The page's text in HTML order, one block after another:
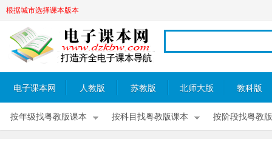
根据城市选择课本版本
电子课本网 人教版 苏教版 北师大版 教科版
按年级找粤教版课本 按科目找粤教版课本 按阶段找粤教